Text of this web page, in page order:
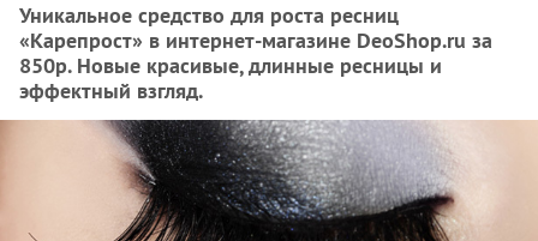
Уникальное средство для роста ресниц
«Карепрост» в интернет-магазине DeoShop.ru за
850р. Новые красивые, длинные ресницы и
эффектный взгляд.